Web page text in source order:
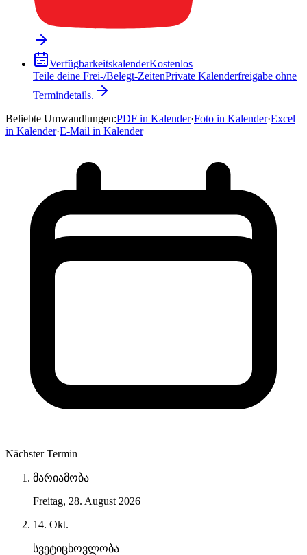
VerfügbarkeitskalenderKostenlos
Teile deine Frei-/Belegt-ZeitenPrivate Kalenderfreigabe ohne
Termindetails.
Beliebte Umwandlungen:PDF in Kalender·Foto in Kalender·Excel
in Kalender·E-Mail in Kalender
Nächster Termin
მარიამობა
Freitag, 28. August 2026
14. Okt.
სვეტიცხოვლობა